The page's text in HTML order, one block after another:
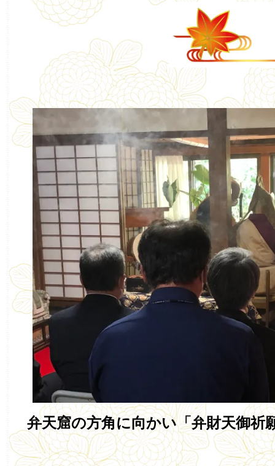
弁天窟の方角に向かい「弁財天御祈